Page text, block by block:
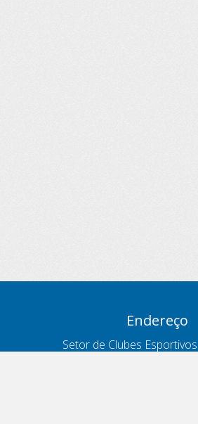
Endereço
Setor de Clubes Esportivos